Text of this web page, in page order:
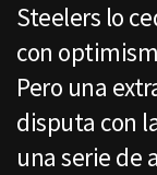
Steelers lo
con
Pero una
disputa con
una serie de